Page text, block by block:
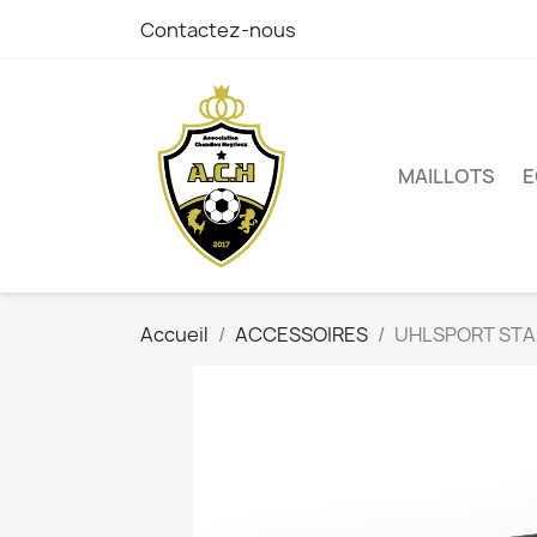
Contactez-nous
MAILLOTS
Accueil ACCESSOIRES UHLSPORT